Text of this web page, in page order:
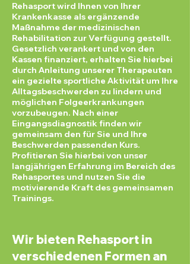
Rehasport wird Ihnen von Ihrer
Krankenkasse als ergänzende
Maßnahme der medizinischen
Rehabilitation zur Verfügung gestellt.
Gesetzlich verankert und von den
Kassen finanziert, erhalten Sie hierbei
durch Anleitung unserer Therapeuten
ein gezielte sportliche Aktivität um Ihre
Alltagsbeschwerden zu lindern und
möglichen Folgeerkrankungen
vorzubeugen. Nach einer
Eingangsdiagnostik finden wir
gemeinsam den für Sie und Ihre
Beschwerden passenden Kurs.
Profitieren Sie hierbei von unser
langjährigen Erfahrung im Bereich des
Rehasportes und nutzen Sie die
motivierende Kraft des gemeinsamen
Trainings.
Wir bieten Rehasport in
verschiedenen Formen an